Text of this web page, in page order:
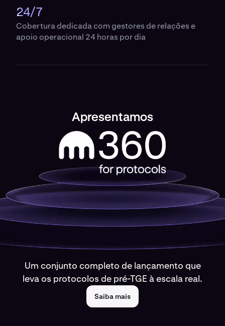
24/7
Cobertura dedicada com gestores de relações e
apoio operacional 24 horas por dia
Apresentamos
Um conjunto completo de lançamento que
leva os protocolos de pré-TGE à escala real.
Saiba mais